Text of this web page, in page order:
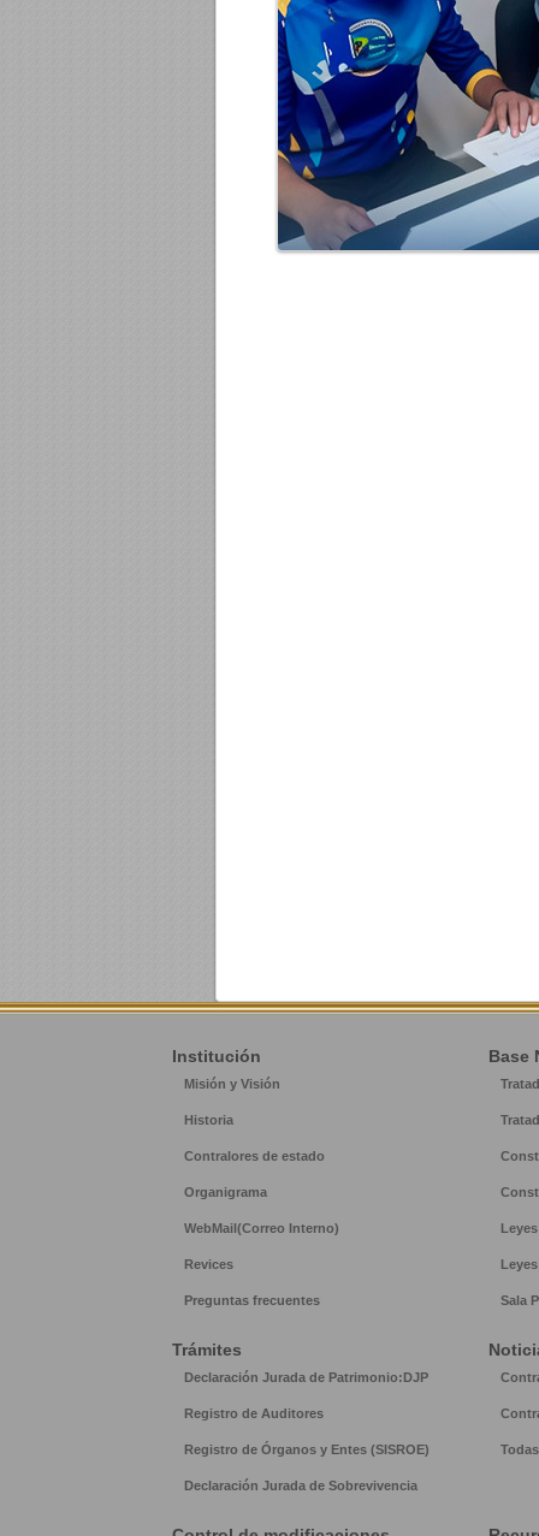
Institución Base
Misión y Visión
Historia
Contralores de estado
Organigrama
WebMail(Correo Interno)
Revices
Preguntas frecuentes Sala
Trámites
Declaración Jurada de Patrimonio:DJP
Registro de Auditores
Registro de Órganos y Entes (SISROE)
Declaración Jurada de Sobrevivencia